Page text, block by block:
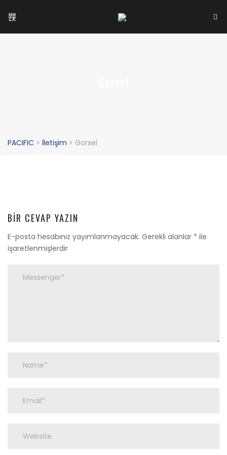
PACIFIC > İletişim > Gorsel
BIR CEVAP YAZIN
E-posta hesabınız yayımlanmayacak. Gerekli alanlar * ile
işaretlenmişlerdir